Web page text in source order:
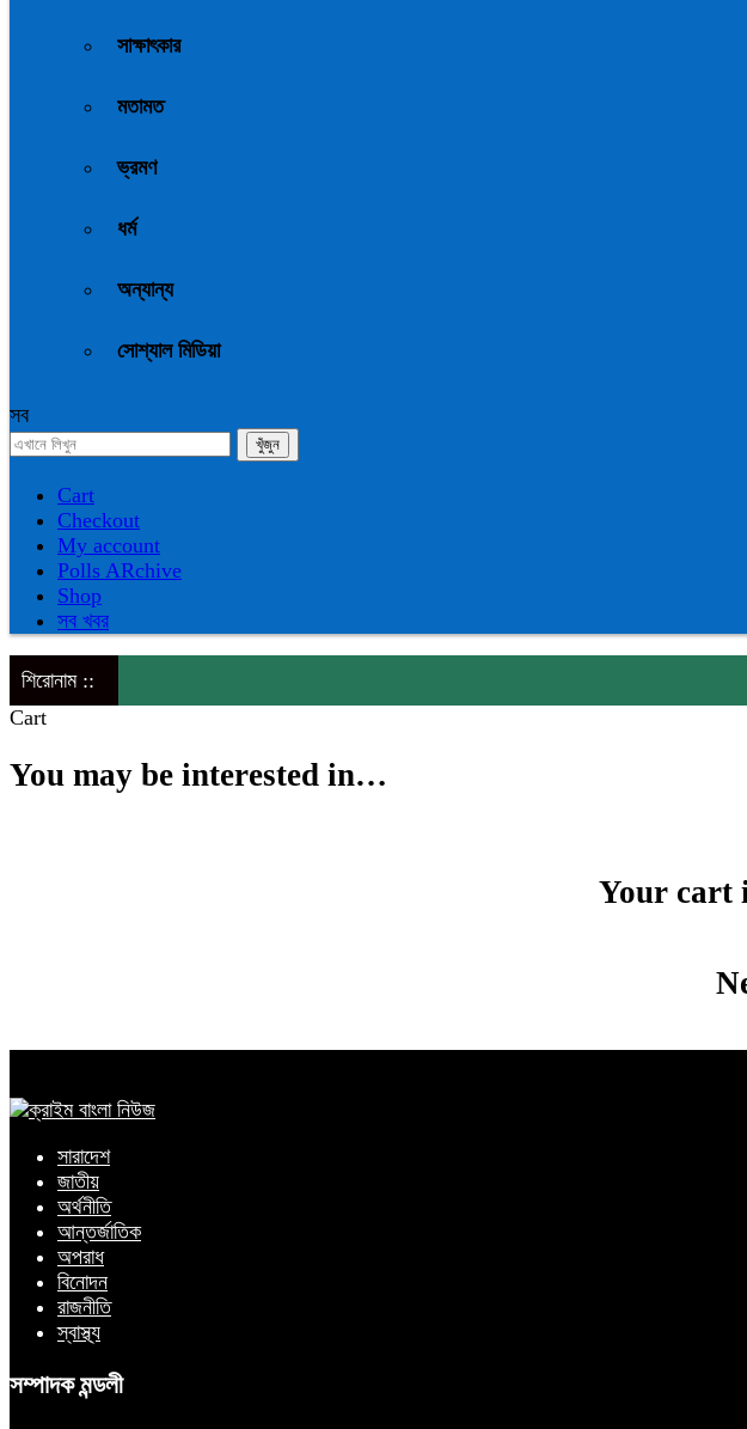
সাক্ষাৎকার
মতামত
ভ্রমণ
ধর্ম
অন্যান্য
সোশ্যাল মিডিয়া
সব
Cart
Checkout
My account
Polls ARchive
Shop
সব খবর
শিরোনাম ::
Cart
You may be interested in…
Your cart
সারাদেশ
জাতীয়
অর্থনীতি
আন্তর্জাতিক
অপরাধ
বিনোদন
রাজনীতি
স্বাস্থ্য
সম্পাদক মন্ডলী